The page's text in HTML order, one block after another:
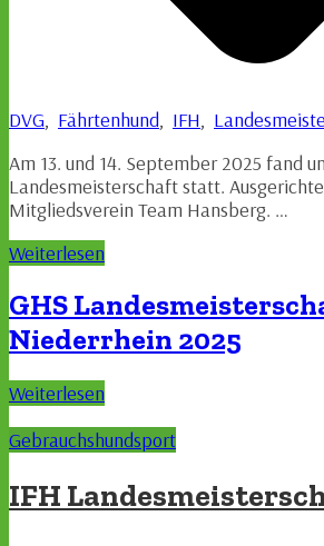
DVG, Fährtenhund, IFH,
Am 13. und 14. September 2025 fand
Landesmeisterschaft statt.
Mitgliedsverein Team Hansberg. …
Weiterlesen
GHS
Niederrhein 2025
Weiterlesen
Gebrauchshundsport
IFH